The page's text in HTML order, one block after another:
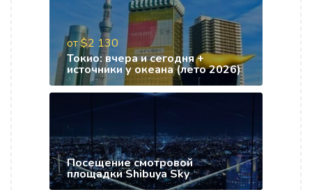
от $2 130
Токио: вчера и сегодня +
источники у океана (лето 2026)
Посещение смотровой
площадки Shibuya Sky